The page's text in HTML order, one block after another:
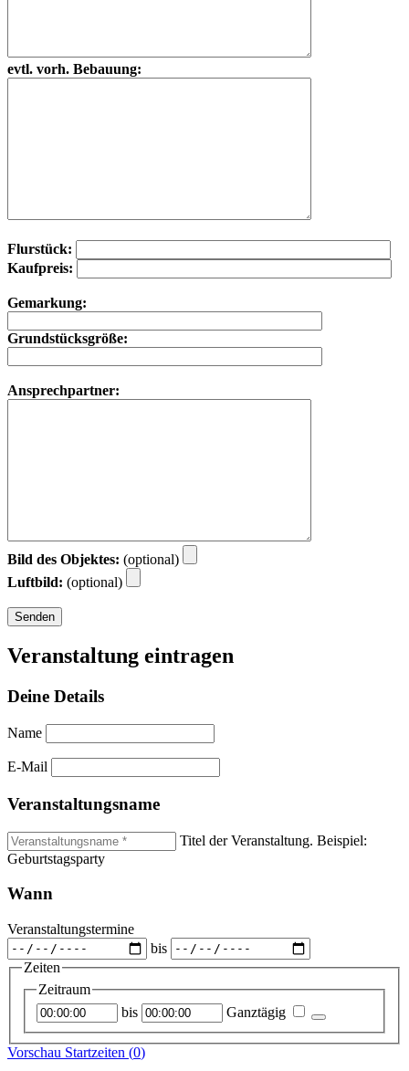
evtl. vorh. Bebauung:
Flurstück:
Kaufpreis:
Gemarkung:
Grundstücksgröße:
Ansprechpartner:
Bild des Objektes: (optional)
Luftbild: (optional)
Veranstaltung eintragen
Deine Details
Name
E-Mail
Veranstaltungsname
Titel der Veranstaltung. Beispiel:
Geburtstagsparty
Wann
Veranstaltungstermine
bis
Zeiten
Zeitraum
Startzeitpunkt bis Endzeitpunkt Ganztägig
Vorschau Startzeiten (0)